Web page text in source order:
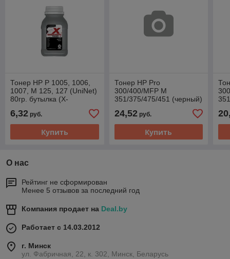
Тонер HP P 1005, 1006,
1007, M 125, 127 (UniNet)
80гр. бутылка (X-
печать
6,32 руб.
Купить
Тонер HP Pro
300/400/MFP M
351/375/475/451 (черный)
90гр. UniNet X-Generation
24,52руб.
Купить
О нас
Рейтинг не сформирован
Менее 5 отзывов за последний год
Компания продает на Deal.by
Работает с 14.03.2012
г. Минск
ул. Фабричная, 22, к. 302, Минск, Беларусь